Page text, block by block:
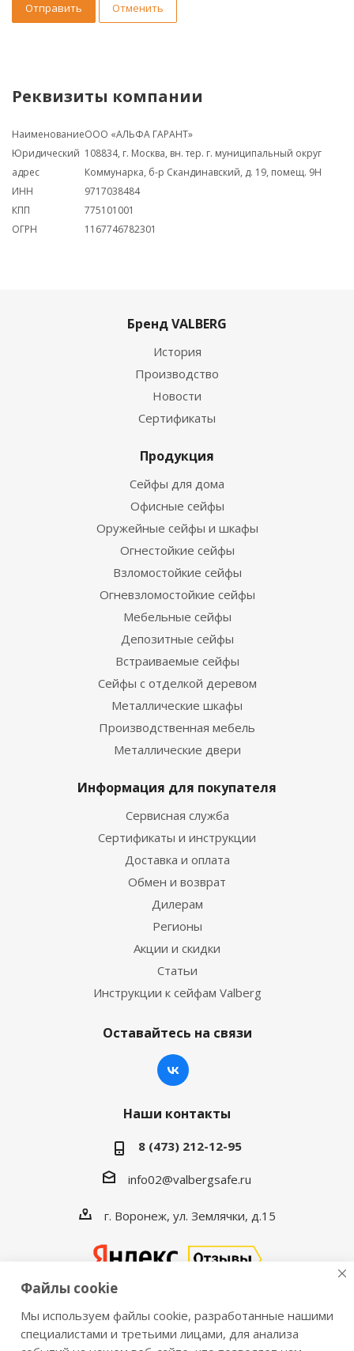
Отправить Отменить
Реквизиты компании
НаименованиеООО «АЛЬФА ГАРАНТ»
Юридический
адрес
108834, г. Москва, вн. тер. г. муниципальный округ
Коммунарка, б-р Скандинавский, д. 19, помещ. 9Н
ИНН
9717038484
КПП
775101001
ОГРН
1167746782301
Бренд VALBERG
История
Производство
Новости
Сертификаты
Продукция
Сейфы для дома
Офисные сейфы
Оружейные сейфы и шкафы
Огнестойкие сейфы
Взломостойкие сейфы
Огневзломостойкие сейфы
Мебельные сейфы
Депозитные сейфы
Встраиваемые сейфы
Сейфы с отделкой деревом
Металлические шкафы
Производственная мебель
Металлические двери
Информация для покупателя
Сервисная служба
Сертификаты и инструкции
Доставка и оплата
Обмен и возврат
Дилерам
Регионы
Акции и скидки
Статьи
Инструкции к сейфам Valberg
Оставайтесь на связи
Наши контакты
8 (473) 212-12-95
info02@valbergsafe.ru
г. Воронеж, ул. Землячки, д.15
2016-2026 © VALBERGSAFE.RU — Интернет-магазин
Файлы cookie
Мы используем файлы cookie, разработанные нашими
специалистами и третьими лицами, для анализа